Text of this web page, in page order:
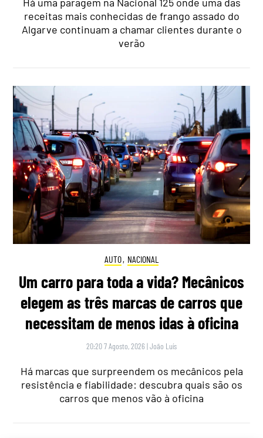
receitas mais conhecidas de frango assado do
Algarve continuam a chamar clientes durante o
verão
AUTO, NACIONAL
Um carro para toda a vida? Mecânicos
elegem as três marcas de carros que
necessitam de menos idas à oficina
20:20 7 Agosto, 2026 |João Luís
Há marcas que surpreendem os mecânicos pela
resistência e fiabilidade: descubra quais são os
carros que menos vão à oficina